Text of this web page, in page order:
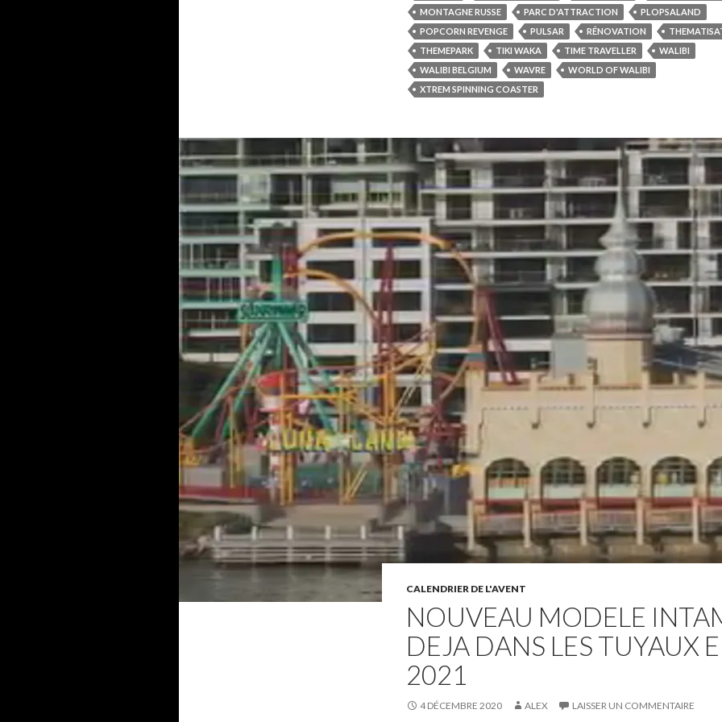
MONTAGNE RUSSE PARC D'ATTRACTION
PLOPSALAND
POPCORN REVENGE
PULSAR RÉNOVATION
THEMEPARK
TIKI WAKA TIME TRAVELLER
WALIBI
WALIBI BELGIUM
WAVRE
WORLD OF WALIBI
XTREM SPINNING COASTER
CALENDRIER DE L'AVENT
NOUVEAU MODELE
DEJA DANS LES TUYAUX
2021
4 DÉCEMBRE 2020 ALEX LAISSER UN COMMENTAIRE